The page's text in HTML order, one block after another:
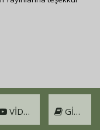
VIDEO GIRIŞ